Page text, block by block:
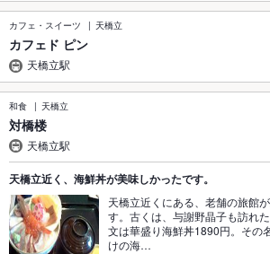
カフェ・スイーツ 天橋立
カフェド ピン
天橋立駅
和食 天橋立
対橋楼
天橋立駅
天橋立近く、海鮮丼が美味しかったです。
天橋立近くにある、老舗の旅館
す。古くは、与謝野晶子も訪れ
文は華盛り海鮮丼1890円。その
けの海…